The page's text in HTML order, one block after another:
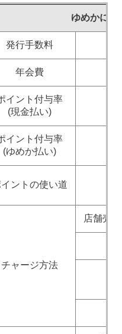
ゆめかにつ
発行手数料
年会費
イント付与率
(現金払い)
イント付与率
(ゆめか払い)
ントの使い道
チャージ方法
店舗売